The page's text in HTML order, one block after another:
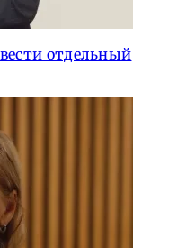
отдельный